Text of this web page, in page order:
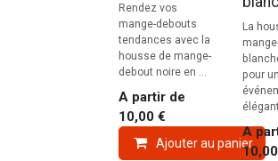
Rendez vos
mange-debouts
tendances avec la
housse de mange-
debout noire en ...
A partir de
10,00 €
Ajouter au panier
La
pour un
A
10,00